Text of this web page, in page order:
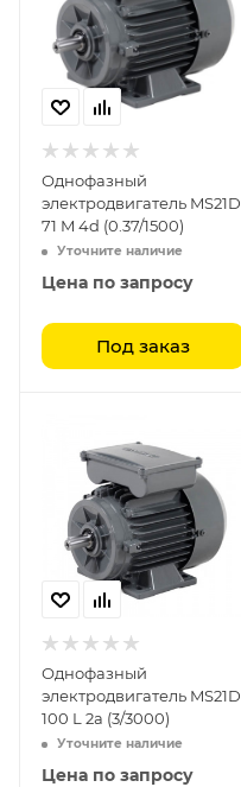
Однофазный
электродвигатель MS21D
71 M 4d (0.37/1500)
Уточните наличие
Цена по запросу
Под заказ
Однофазный
электродвигатель MS21D
100 L 2a (3/3000)
Уточните наличие
Цена по запросу